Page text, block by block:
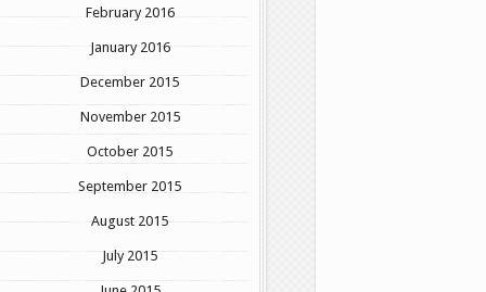
February 2016
January 2016
December 2015
November 2015
October 2015
September 2015
August 2015
July 2015